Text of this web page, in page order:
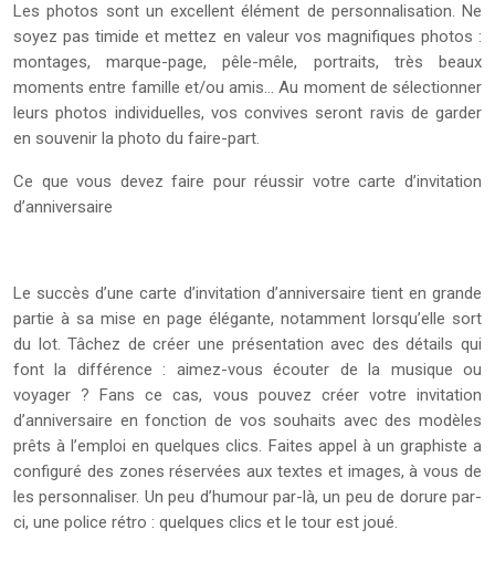
Les photos sont un excellent élément de personnalisation. Ne
soyez pas timide et mettez en valeur vos magnifiques photos :
montages, marque-page,
pêle-mêle, portraits, très beaux
moments entre famille et/ou amis… Au moment de sélectionner
leurs photos individuelles, vos convives seront ravis de garder
en souvenir la photo du faire-part.
Ce que vous devez faire pour réussir votre carte d’invitation
d’anniversaire
Le succès d’une carte d’invitation d’anniversaire tient en grande
partie à sa mise en page élégante, notamment lorsqu’elle sort
du lot. Tâchez de créer une présentation avec des détails qui
font la différence : aimez-vous écouter de la musique ou
voyager ? Fans ce cas, vous pouvez créer votre invitation
d’anniversaire en fonction de vos souhaits avec des modèles
prêts à l’emploi en quelques clics. Faites appel à un graphiste a
configuré des zones réservées aux textes et images, à vous de
les personnaliser. Un peu d’humour par-là, un peu de dorure par-
ci, une police rétro : quelques clics et le tour est joué.